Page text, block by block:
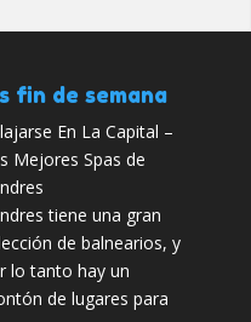
fin de semana
En La Capital –
Mejores Spas de
tiene una gran
de balnearios, y
lo tanto hay un
de lugares para